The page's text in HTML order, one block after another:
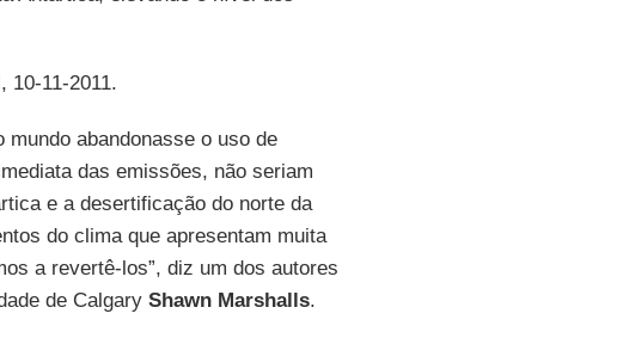
, 10-11-2011.
abandonasse o uso de
das emissões, não seriam
e a desertificação do norte da
do clima que apresentam muita
a revertê-los”, diz um dos autores
de Calgary Shawn Marshalls.